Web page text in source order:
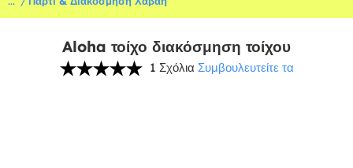
Aloha τοίχο διακόσμηση τοίχου
1 Σχόλια Συμβουλευτείτε τα